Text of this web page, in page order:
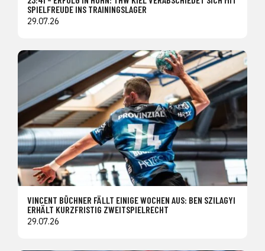
SPIELFREUDE INS TRAININGSLAGER
29.07.26
VINCENT BÜCHNER FÄLLT EINIGE WOCHEN AUS: BEN SZILAGYI
ERHÄLT KURZFRISTIG ZWEITSPIELRECHT
29.07.26